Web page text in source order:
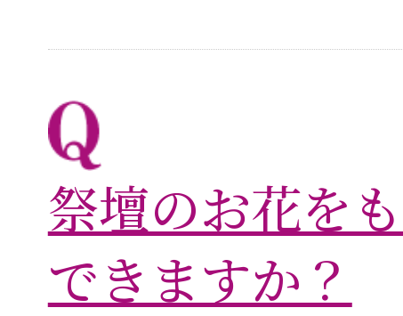
祭壇のお花を
できますか？